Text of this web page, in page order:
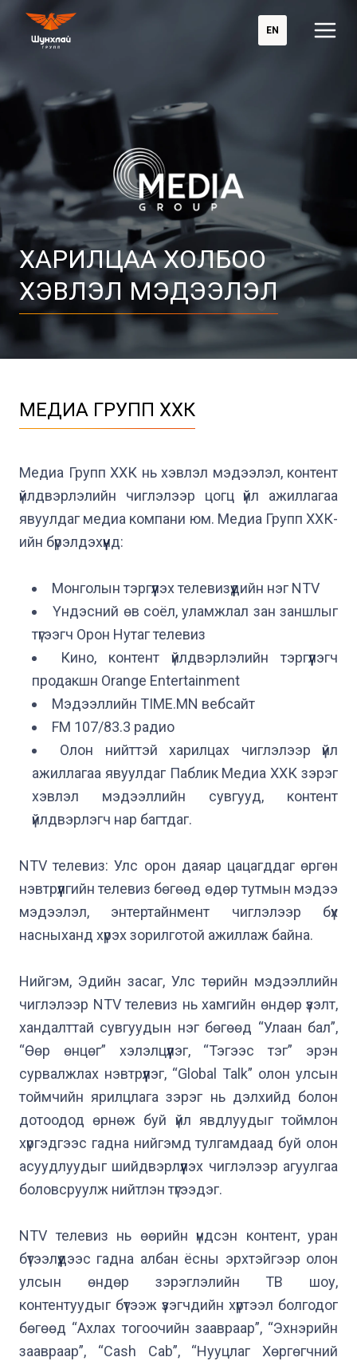
EN
ХАРИЛЦАА ХОЛБОО
ХЭВЛЭЛ МЭДЭЭЛЭЛ
МЕДИА ГРУПП ХХК
Медиа Групп ХХК нь хэвлэл мэдээлэл, контент
үйлдвэрлэлийн чиглэлээр цогц үйл ажиллагаа
явуулдаг медиа компани юм. Медиа Групп ХХК-
ийн бүрэлдэхүүнд:
Монголын тэргүүлэх телевизүүдийн нэг NTV
Үндэсний өв соёл, уламжлал зан заншлыг
түгээгч Орон Нутаг телевиз
Кино, контент үйлдвэрлэлийн тэргүүлэгч
продакшн Orange Entertainment
Мэдээллийн TIME.MN вебсайт
FM 107/83.3 радио
Олон нийттэй харилцах чиглэлээр үйл
ажиллагаа явуулдаг Паблик Медиа ХХК зэрэг
хэвлэл мэдээллийн сувгууд, контент
үйлдвэрлэгч нар багтдаг.
NTV телевиз: Улс орон даяар цацагддаг өргөн
нэвтрүүлгийн телевиз бөгөөд өдөр тутмын мэдээ
мэдээлэл, энтертайнмент чиглэлээр бүх
насныханд хүрэх зорилготой ажиллаж байна.
Нийгэм, Эдийн засаг, Улс төрийн мэдээллийн
чиглэлээр NTV телевиз нь хамгийн өндөр үзэлт,
хандалттай сувгуудын нэг бөгөөд “Улаан бал”,
“Өөр өнцөг” хэлэлцүүлэг, “Тэгээс тэг” эрэн
сурвалжлах нэвтрүүлэг, “Global Talk” олон улсын
тоймчийн ярилцлага зэрэг нь дэлхийд болон
дотоодод өрнөж буй үйл явдлуудыг тоймлон
хүргэдгээс гадна нийгэмд тулгамдаад буй олон
асуудлуудыг шийдвэрлүүлэх чиглэлээр агуулгаа
боловсруулж нийтлэн түгээдэг.
NTV телевиз нь өөрийн үндсэн контент, уран
бүтээлүүдээс гадна албан ёсны эрхтэйгээр олон
улсын өндөр зэрэглэлийн ТВ шоу,
контентуудыг бүтээж үзэгчдийн хүртээл болгодог
бөгөөд “Ахлах тогоочийн заавраар”, “Эхнэрийн
заавраар”, “Cash Cab”, “Нууцлаг Хөргөгчний